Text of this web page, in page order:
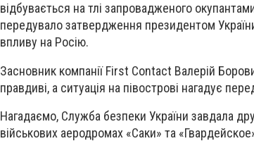
відбувається на тлі запровадженого
передувало затвердження президентом
впливу на Росію.
Засновник компанії First Contact Валерій
правдиві, а ситуація на півострові нагадує
Нагадаємо, Служба безпеки України завдала
військових аеродромах «Саки» та